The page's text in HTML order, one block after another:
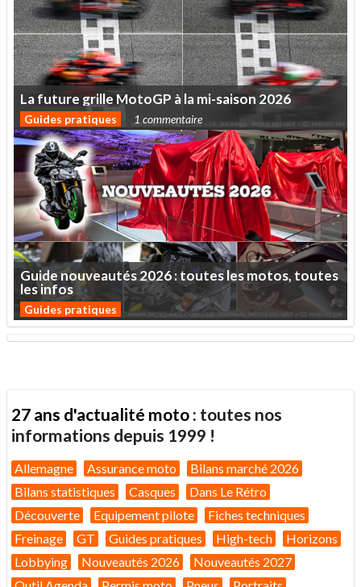
Lafuturegrille MotoGP àlami-saison 2026
Guides pratiques 1 commentaire
Guidenouveautés2026:touteslesmotos,toutes
lesinfos
Guides pratiques
27 ans d'actualité moto : toutes nos
informations depuis 1999 !
Allemagne Assurance moto
Bilans marché 2026
Bilans statistiques
Casques
Dans Le Rétro
Découverte
Equipement pilote
Fiches techniques
Freinage
GT Guides pratiques High-tech
Horizons
Lobbying
Nouveautés 2026
Nouveautés 2027